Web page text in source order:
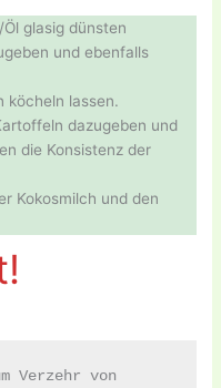
glasig dünsten
und ebenfalls
köcheln lassen.
dazugeben und
die Konsistenz der
Kokosmilch und den
Verzehr von